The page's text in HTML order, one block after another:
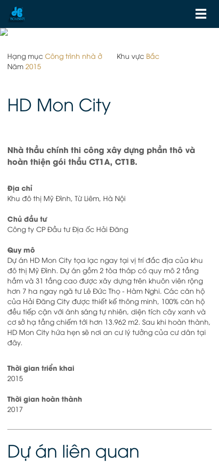
Hạng mục Công trình nhà ở Khu vực Bắc
Năm 2015
HD Mon City
Nhà thầu chính thi công xây dựng phần thô và
hoàn thiện gói thầu CT1A, CT1B.
Địa chỉ
Khu đô thị Mỹ Đình, Từ Liêm, Hà Nội
Chủ đầu tư
Công ty CP Đầu tư Địa ốc Hải Đăng
Quy mô
Dự án HD Mon City tọa lạc ngay tại vị trí đắc địa của khu
đô thị Mỹ Đình. Dự án gồm 2 tòa tháp có quy mô 2 tầng
hầm và 31 tầng cao được xây dựng trên khuôn viên rộng
hơn 7 ha ngay ngã tư Lê Đức Thọ - Hàm Nghi. Các căn hộ
của Hải Đăng City được thiết kế thông minh, 100% căn hộ
đều tiếp cận với ánh sáng tự nhiên, diện tích cây xanh và
cơ sở hạ tầng chiếm tới hơn 13.962 m2. Sau khi hoàn thành,
HD Mon City hứa hẹn sẽ nơi an cư lý tưởng của cư dân tại
đây.
Thời gian triển khai
2015
Thời gian hoàn thành
2017
Dự án liên quan